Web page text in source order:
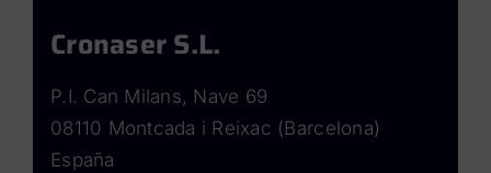
Cronaser S.L.
P.I. Can Milans, Nave 69
08110 Montcada i Reixac (Barcelona)
España